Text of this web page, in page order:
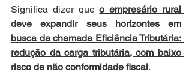
Significa dizer que o empresário rural
deve expandir seus horizontes em
busca da chamada Eficiência Tributária:
redução da carga tributária, com baixo
risco de não conformidade fiscal.